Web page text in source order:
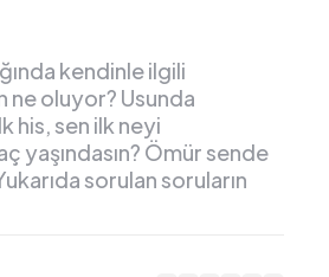
kendinle ilgili
ne oluyor? Usunda
his, sen ilk neyi
yaşındasın? Ömür sende
sorulan soruların